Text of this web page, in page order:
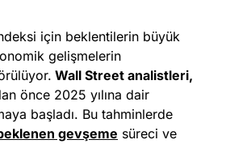
için beklentilerin büyük
gelişmelerin
Wall Street analistleri,
önce 2025 yılına dair
başladı. Bu tahminlerde
gevşeme süreci ve